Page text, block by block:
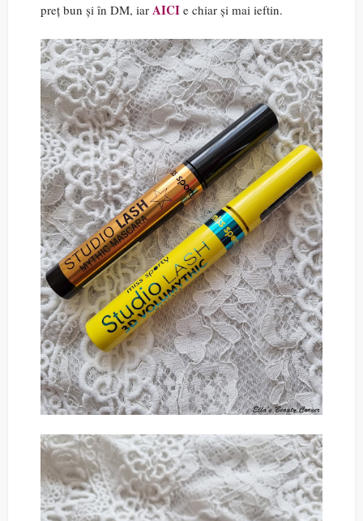
preț bun și în DM, iar AICI e chiar și mai ieftin.